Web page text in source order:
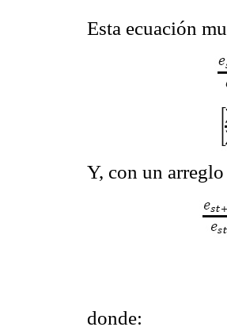
Esta ecuación
Y, con un
donde: